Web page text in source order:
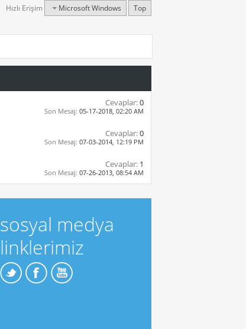
Hızlı Erişim Microsoft Windows Top
Cevaplar:0
Son Mesaj: 05-17-2018, 02:20 AM
Cevaplar:0
Son Mesaj: 07-03-2014, 12:19 PM
Cevaplar: 1
Son Mesaj: 07-26-2013, 08:54 AM
sosyal medya
linklerimiz